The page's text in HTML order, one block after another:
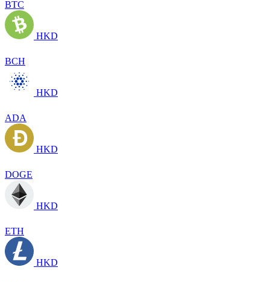
BTC
HKD
BCH
HKD
ADA
HKD
DOGE
HKD
ETH
HKD